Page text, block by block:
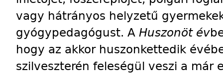
vagy hátrányos helyzetű
gyógypedagógust. A Huszonöt év
hogy az akkor huszonkettedik
szilveszterén feleségül veszi a már